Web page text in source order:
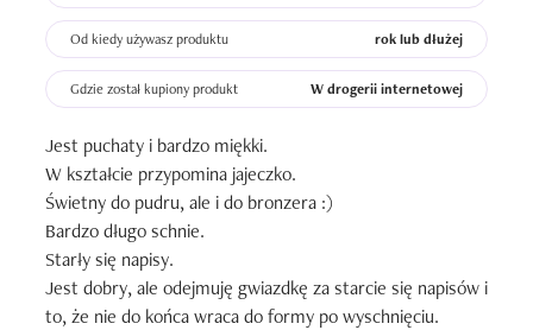
Od kiedy używasz produktu rok lub dłużej
Gdzie został kupiony produkt W drogerii internetowej
Jest puchaty i bardzo miękki.
W kształcie przypomina jajeczko.
Świetny do pudru, ale i do bronzera :)
Bardzo długo schnie.
Starły się napisy.
Jest dobry, ale odejmuję gwiazdkę za starcie się napisów i
to, że nie do końca wraca do formy po wyschnięciu.